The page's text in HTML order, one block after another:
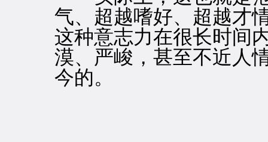
气、超越嗜好、超越才
这种意志力在很长时间
漠、严峻，甚至不近人
今的。